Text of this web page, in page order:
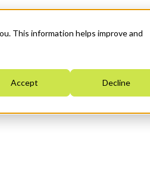
This information helps improve and
Accept Decline